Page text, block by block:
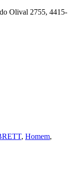
Olival 2755, 4415-
, Homem,